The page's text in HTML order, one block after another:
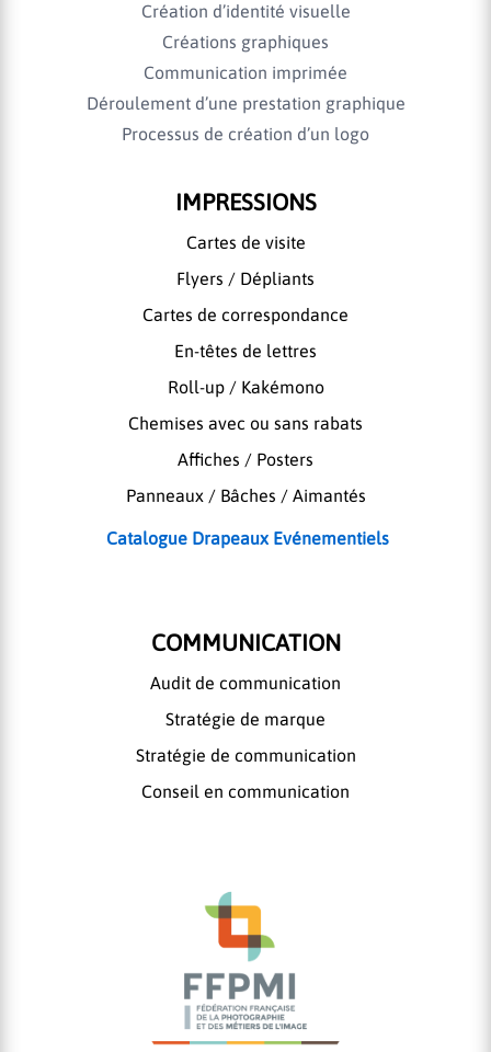
Création d’identité visuelle
Créations graphiques
Communication imprimée
Déroulement d’une prestation graphique
Processus de création d’un logo
IMPRESSIONS
Cartes de visite
Flyers / Dépliants
Cartes de correspondance
En-têtes de lettres
Roll-up / Kakémono
Chemises avec ou sans rabats
Affiches / Posters
Panneaux / Bâches / Aimantés
Catalogue Drapeaux Evénementiels
COMMUNICATION
Audit de communication
Stratégie de marque
Stratégie de communication
Conseil en communication